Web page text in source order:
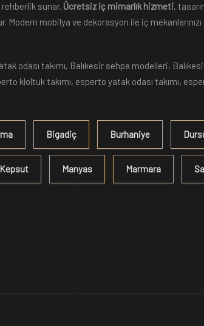
sunar. Ücretsiz iç mimarlık hizmeti,
mobilya ve dekorasyon ile iç
odası takımı, Balıkesir sehpa modelleri,
kloltuk takımı, esperto yatak odası takımı,
Bigadiç Burhaniye
Kepsut Manyas Marmara